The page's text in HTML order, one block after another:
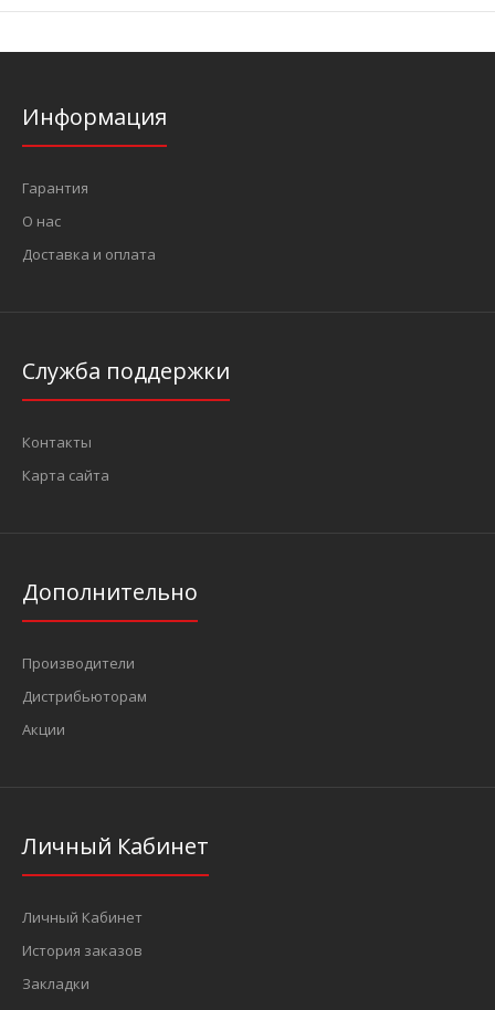
Информация
Гарантия
О нас
Доставка и оплата
Служба поддержки
Контакты
Карта сайта
Дополнительно
Производители
Дистрибьюторам
Акции
Личный Кабинет
Личный Кабинет
История заказов
Закладки